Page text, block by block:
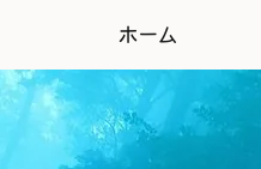
ホーム